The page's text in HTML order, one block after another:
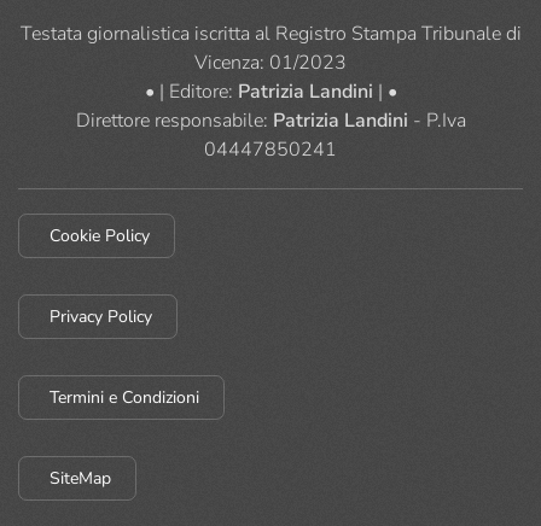
Testata giornalistica iscritta al Registro Stampa Tribunale di
Vicenza: 01/2023
• | Editore: Patrizia Landini | •
Direttore responsabile: Patrizia Landini - P.Iva
04447850241
Cookie Policy
Privacy Policy
Termini e Condizioni
SiteMap